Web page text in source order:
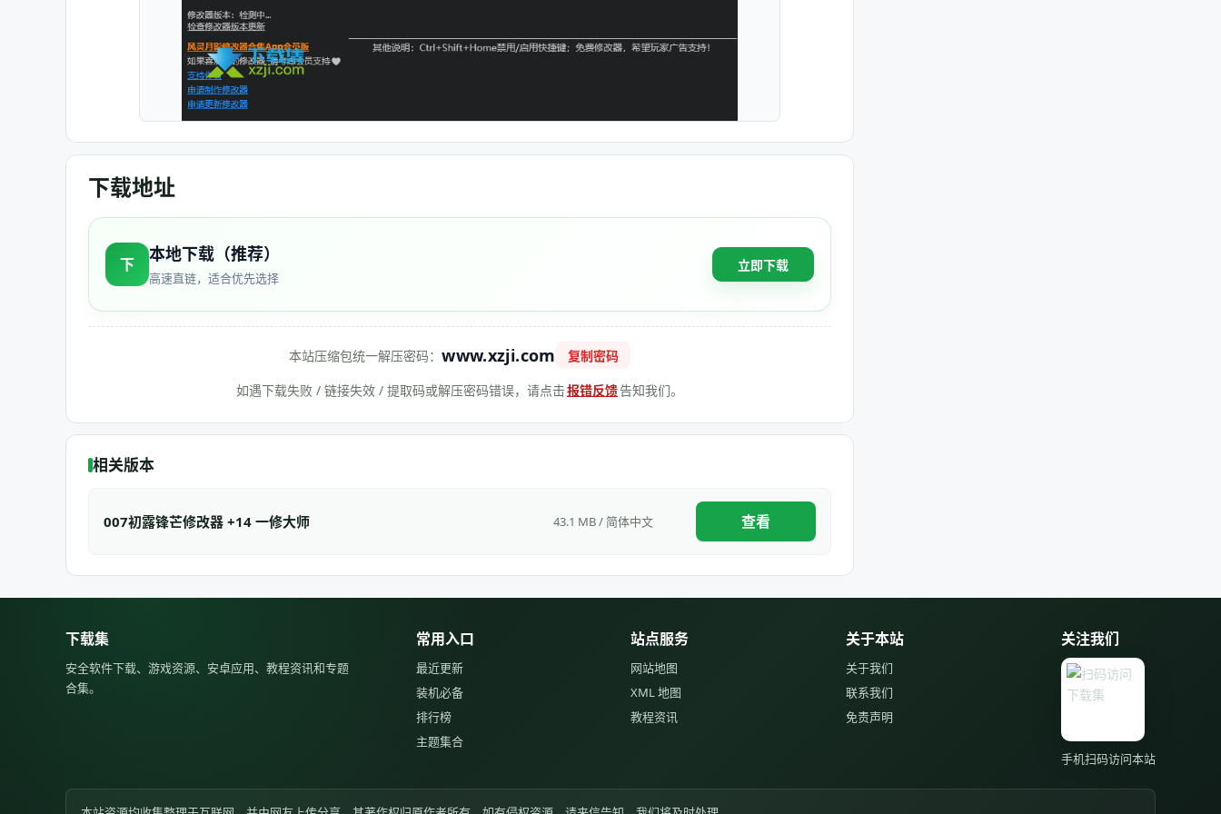
下载地址
下
本地下载（推荐）
高速直链，适合优先选择
立即下载
本站压缩包统一解压密码：www.xzji.com 复制密码
如遇下载失败 / 链接失效 / 提取码或解压密码错误，请点击报错反馈告知我们。
相关版本
007初露锋芒修改器 +14 一修大师 43.1 MB / 简体中文 查看
下载集
安全软件下载、游戏资源、安卓应用、教程资讯和专题
合集。
常用入口
最近更新
装机必备
排行榜
主题集合
站点服务
网站地图
XML 地图
教程资讯
关于本站
关于我们
联系我们
免责声明
关注我们
手机扫码访问本站